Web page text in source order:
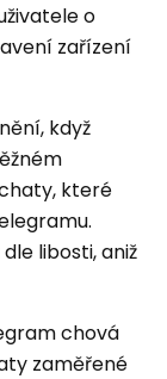
o
zařízení
když
které
libosti, aniž
chová
zaměřené